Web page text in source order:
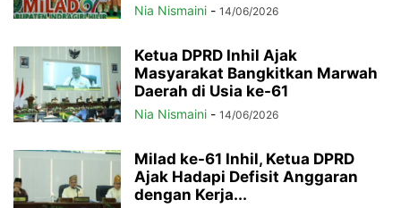
Nia Nismaini - 14/06/2026
Ketua DPRD Inhil Ajak
Masyarakat Bangkitkan Marwah
Daerah di Usia ke-61
Nia Nismaini - 14/06/2026
Milad ke-61 Inhil, Ketua DPRD
Ajak Hadapi Defisit Anggaran
dengan Kerja...